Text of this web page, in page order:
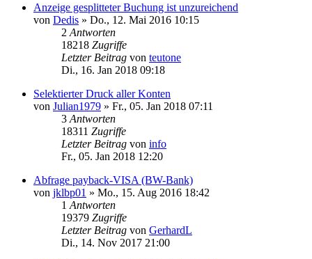
Anzeige gesplitteter Buchung ist unzureichend
von Dedis » Do., 12. Mai 2016 10:15
2 Antworten
18218 Zugriffe
Letzter Beitrag von teutone
Di., 16. Jan 2018 09:18
Selektierter Druck aller Konten
von Julian1979 » Fr., 05. Jan 2018 07:11
3 Antworten
18311 Zugriffe
Letzter Beitrag von info
Fr., 05. Jan 2018 12:20
Abfrage payback-VISA (BW-Bank)
von jklbp01 » Mo., 15. Aug 2016 18:42
1 Antworten
19379 Zugriffe
Letzter Beitrag von GerhardL
Di., 14. Nov 2017 21:00